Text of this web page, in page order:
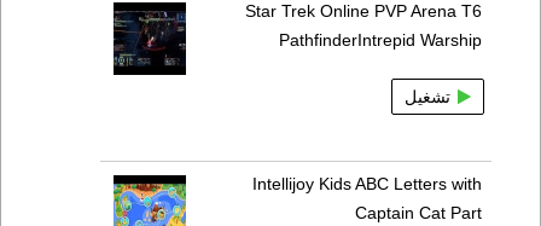
Star Trek Online PVP Arena T6
PathfinderIntrepid Warship
تشغيل
Intellijoy Kids ABC Letters with
Captain Cat Part